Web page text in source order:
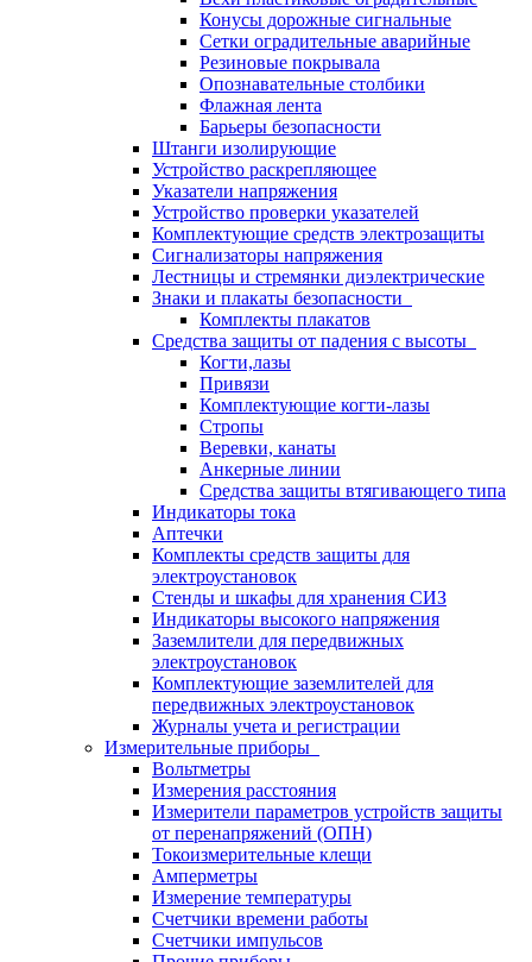
Конусы дорожные сигнальные
Сетки оградительные аварийные
Резиновые покрывала
Опознавательные столбики
Флажная лента
Барьеры безопасности
Штанги изолирующие
Устройство раскрепляющее
Указатели напряжения
Устройство проверки указателей
Комплектующие средств электрозащиты
Сигнализаторы напряжения
Лестницы и стремянки диэлектрические
Знаки и плакаты безопасности
Комплекты плакатов
Средства защиты от падения с высоты
Когти,лазы
Привязи
Комплектующие когти-лазы
Стропы
Веревки, канаты
Анкерные линии
Средства защиты втягивающего типа
Индикаторы тока
Аптечки
Комплекты средств защиты для
электроустановок
Стенды и шкафы для хранения СИЗ
Индикаторы высокого напряжения
Заземлители для передвижных
электроустановок
Комплектующие заземлителей для
передвижных электроустановок
Журналы учета и регистрации
Измерительные приборы
Вольтметры
Измерения расстояния
Измерители параметров устройств защиты
от перенапряжений (ОПН)
Токоизмерительные клещи
Амперметры
Измерение температуры
Счетчики времени работы
Счетчики импульсов